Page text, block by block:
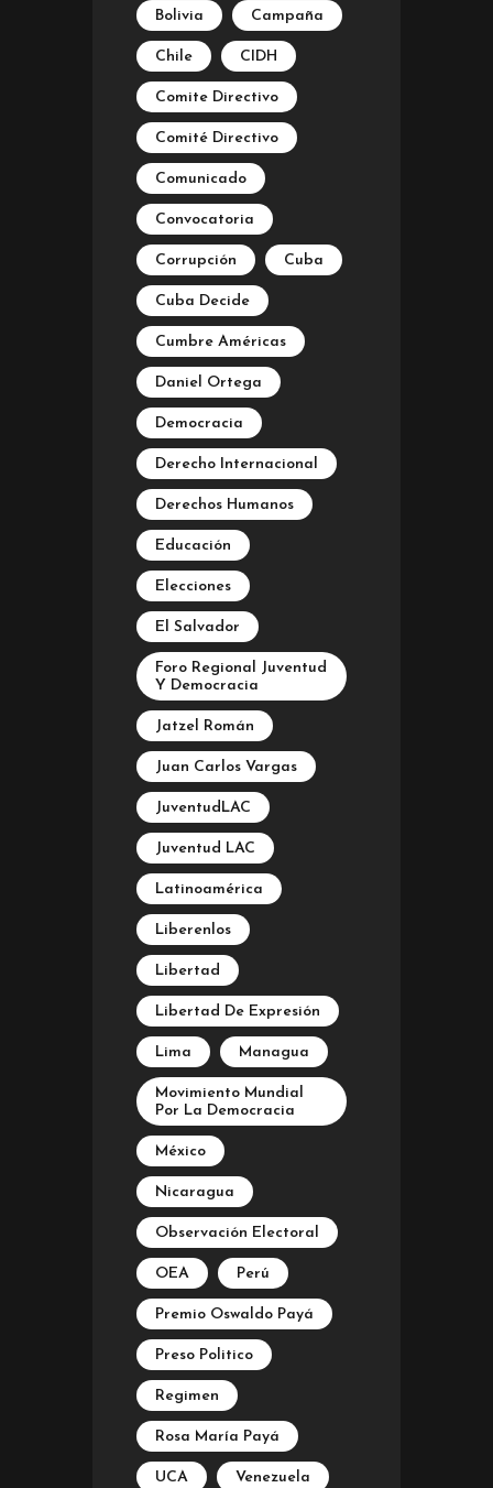
Bolivia Campaña
Chile CIDH
Comite Directivo
Comité Directivo
Comunicado
Convocatoria
Corrupción Cuba
Cuba Decide
Cumbre Américas
Daniel Ortega
Democracia
Derecho Internacional
Derechos Humanos
Educación
Elecciones
El Salvador
Foro Regional Juventud
Y Democracia
Jatzel Román
Juan Carlos Vargas
JuventudLAC
Juventud LAC
Latinoamérica
Liberenlos
Libertad
Libertad De Expresión
Lima Managua
Movimiento Mundial
Por La Democracia
México
Nicaragua
Observación Electoral
OEA Perú
Premio Oswaldo Payá
Preso Politico
Regimen
Rosa María Payá
UCA Venezuela